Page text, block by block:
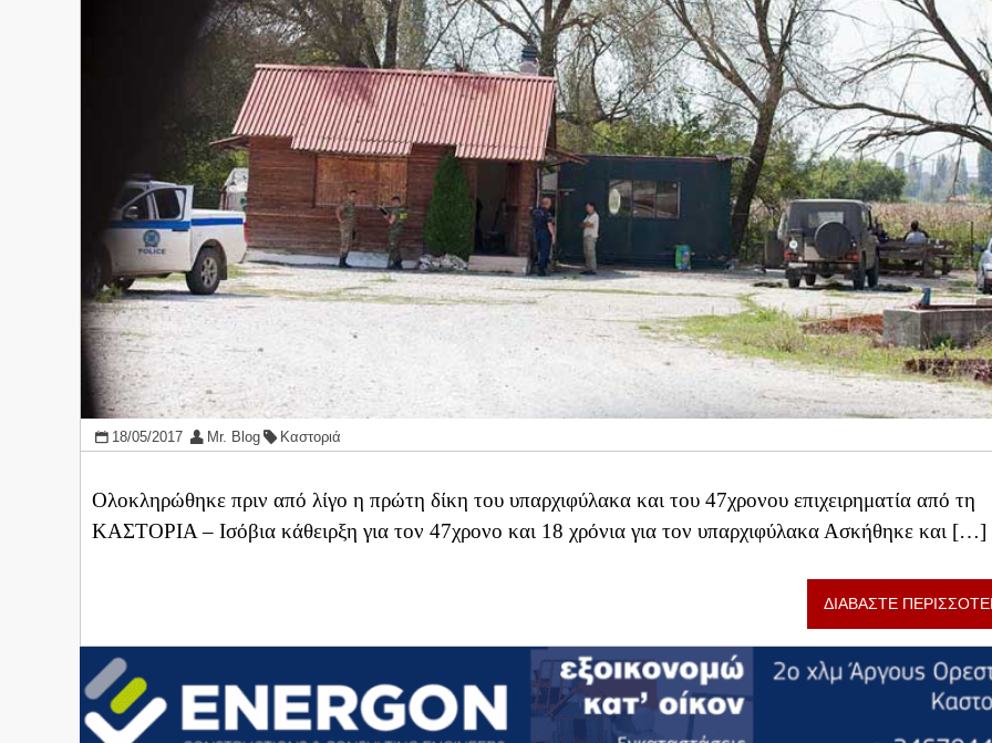
18/05/2017 Mr. Blog Καστοριά
Ολοκληρώθηκε πριν από λίγο η πρώτη δίκη του υπαρχιφύλακα και του 47χρονου επιχειρηματία από τη
ΚΑΣΤΟΡΙΑ – Ισόβια κάθειρξη για τον 47χρονο και 18 χρόνια για τον υπαρχιφύλακα Ασκήθηκε και […]
ΔΙΑΒΑΣΤΕ